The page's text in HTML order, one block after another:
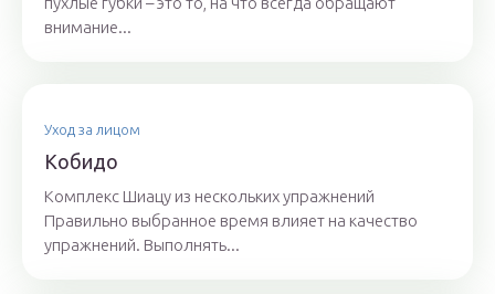
внимание...
Уход за лицом
Кобидо
Комплекс Шиацу из нескольких упражнений
Правильно выбранное время влияет на качество
упражнений. Выполнять...